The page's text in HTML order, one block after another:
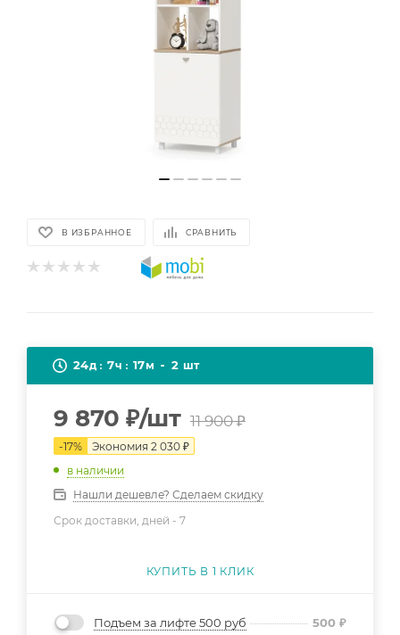
В ИЗБРАННОЕ СРАВНИТЬ
24д 7ч 17м 2 шт
9 870 ₽/шт 11 900₽
-17% Экономия 2 030 ₽
в наличии
Нашли дешевле? Сделаем скидку
Срок доставки, дней - 7
КУПИТЬ В 1 КЛИК
Подъем за лифте 500 руб 500 ₽